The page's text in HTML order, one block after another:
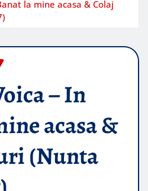
la mine acasa & Colaj
– In
acasa &
(Nunta